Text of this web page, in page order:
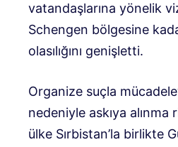
vatandaşlarına yönelik
Schengen bölgesine
olasılığını genişletti.
Organize suçla
nedeniyle askıya alınma
ülke Sırbistan’la birlikte